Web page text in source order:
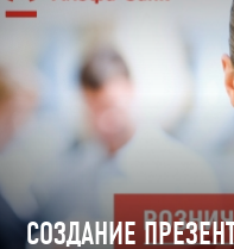
СОЗДАНИЕ